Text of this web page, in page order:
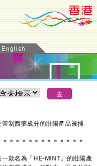
制西藥成分的壯陽產品被捕
＊ ＊ ＊ ＊ ＊ ＊ ＊ ＊ ＊ ＊ ＊ ＊ ＊
款名為「HE-MINT」的壯陽產